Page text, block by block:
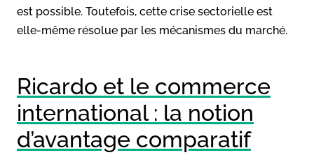
est possible. Toutefois, cette crise sectorielle est
elle-même résolue par les mécanismes du marché.
Ricardo et le commerce
international : la notion
d’avantage comparatif